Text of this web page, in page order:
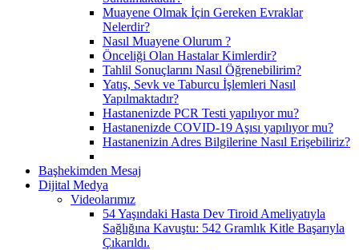
Muayene Olmak İçin Gereken Evraklar
Nelerdir?
Nasıl Muayene Olurum ?
Önceliği Olan Hastalar Kimlerdir?
Tahlil Sonuçlarını Nasıl Öğrenebilirim?
Yatış, Sevk ve Taburcu İşlemleri Nasıl
Yapılmaktadır?
Hastanenizde PCR Testi yapılıyor mu?
Hastanenizde COVID-19 Aşısı yapılıyor mu?
Hastanenizin Adres Bilgilerine Nasıl Erişebiliriz?
Başhekimden Mesaj
Dijital Medya
Videolarımız
54 Yaşındaki Hasta Dev Tiroid Ameliyatıyla
Sağlığına Kavuştu: 542 Gramlık Kitle Başarıyla
Çıkarıldı.